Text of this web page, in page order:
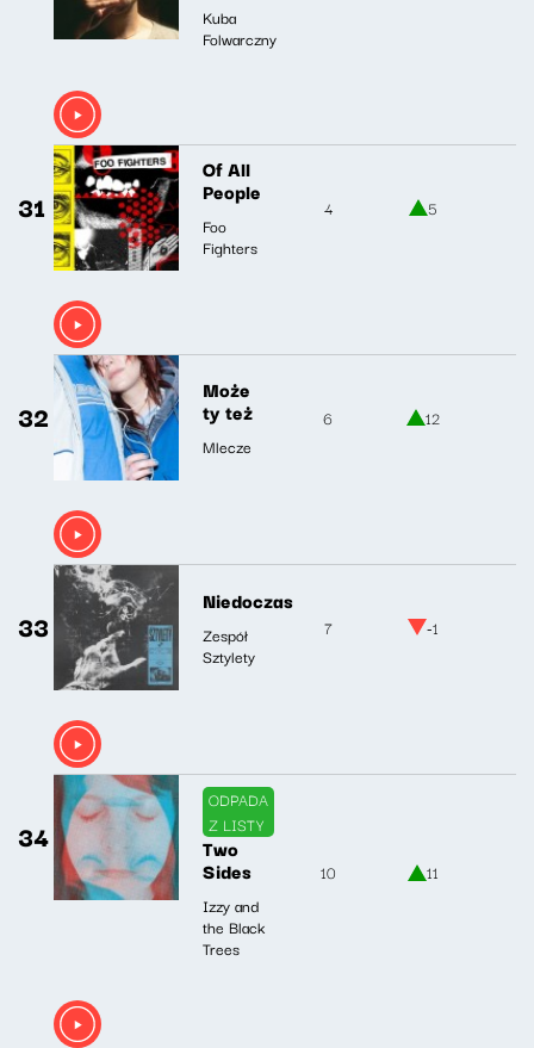
Kuba
Folwarczny
31
Of All
People
Foo
Fighters
4 5
32
Może
ty też
Mlecze
6 12
33
Niedoczas
Zespół
Sztylety
7 -1
34
ODPADA
Z LISTY
Two
Sides
Izzy and
the Black
Trees
10 11